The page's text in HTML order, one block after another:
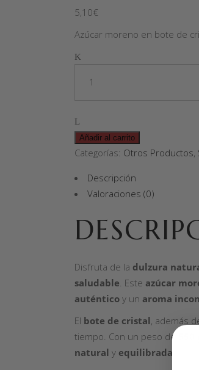
5,10€
Azúcar moreno en bote de
Quantity
Añadir al carrito
Categorías: Otros Productos,
Descripción
Valoraciones (0)
Disfruta de la dulzura
saludable. Este azúcar
auténtico y un aroma
El bote de cristal, además
tiempo. Con un peso de
natural y equilibrada